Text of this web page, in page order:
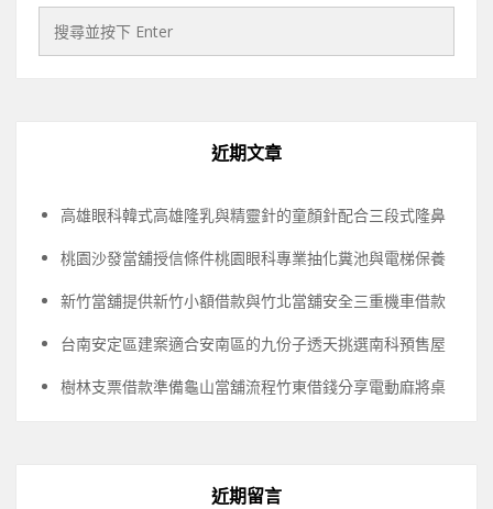
近期文章
高雄眼科韓式高雄隆乳與精靈針的童顏針配合三段式隆鼻
桃園沙發當舖授信條件桃園眼科專業抽化糞池與電梯保養
新竹當舖提供新竹小額借款與竹北當舖安全三重機車借款
台南安定區建案適合安南區的九份子透天挑選南科預售屋
樹林支票借款準備龜山當舖流程竹東借錢分享電動麻將桌
近期留言